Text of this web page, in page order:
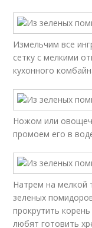
Измельчим все
сетку с мелкими
кухонного
Ножом или
промоем его в
Натрем на мелкой
зеленых
прокрутить
любят готовить